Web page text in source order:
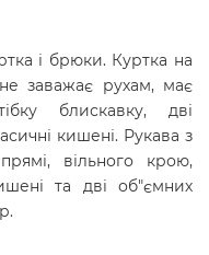
і брюки. Куртка на
заважає рухам, має
блискавку, дві
кишені. Рукава з
вільного крою,
та дві об"ємних